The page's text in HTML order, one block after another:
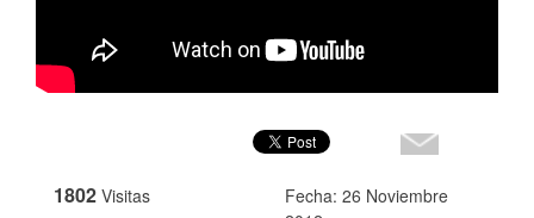
1802 Visitas
Fecha: 26 Noviembre